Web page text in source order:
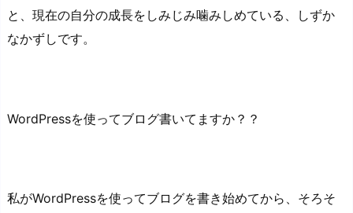
と、現在の自分の成長をしみじみ噛みしめている、しずか
なかずしです。
WordPressを使ってブログ書いてますか？？
私がWordPressを使ってブログを書き始めてから、そろそ